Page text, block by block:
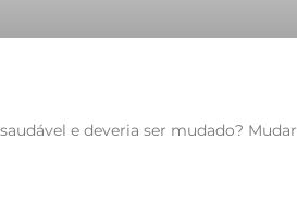
e deveria ser mudado? Mudar